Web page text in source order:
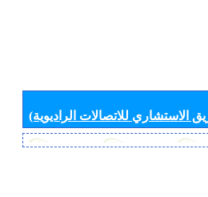
الاستشاري للاتصالات الراديوية)